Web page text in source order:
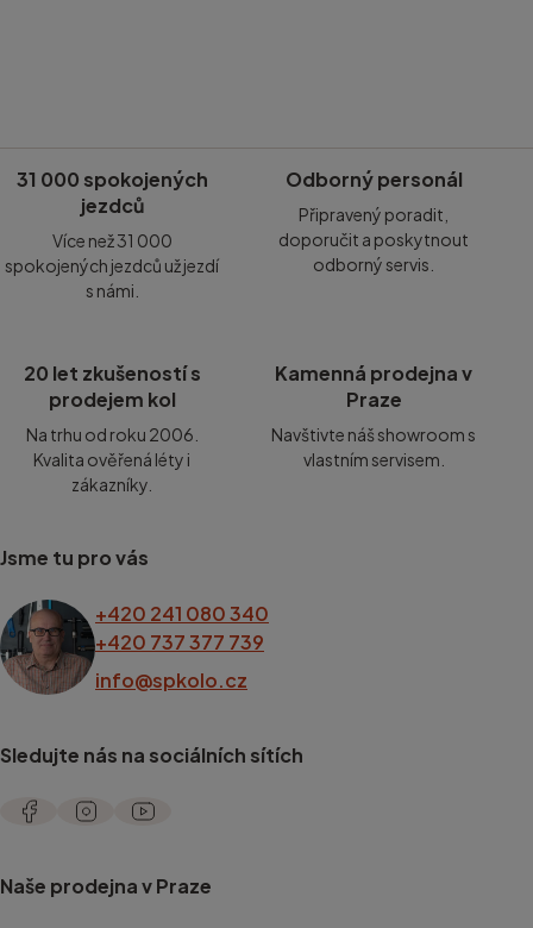
31 000 spokojených
jezdců
Více než 31 000
spokojených jezdců už jezdí
s námi.
Odborný personál
Připravený poradit,
doporučit a poskytnout
odborný servis.
20 let zkušeností s
prodejem kol
Na trhu od roku 2006.
Kvalita ověřená léty i
zákazníky.
Kamenná prodejna v
Praze
Navštivte náš showroom s
vlastním servisem.
Jsme tu pro vás
+420 241 080 340
+420 737 377 739
info@spkolo.cz
Sledujte nás na sociálních sítích
Naše prodejna v Praze